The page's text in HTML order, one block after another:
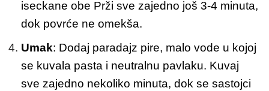
iseckane obe Prži sve zajedno još 3-4 minuta,
dok povrće ne omekša.
Umak: Dodaj paradajz pire, malo vode u kojoj
se kuvala pasta i neutralnu pavlaku. Kuvaj
sve zajedno nekoliko minuta, dok se sastojci